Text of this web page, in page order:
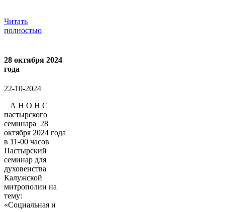
Читать
полностью
28 октября 2024
года
22-10-2024
А Н О Н С
пастырского
семинара 28
октября 2024 года
в 11-00 часов
Пастырский
семинар для
духовенства
Калужской
митрополии на
тему:
«Социальная и